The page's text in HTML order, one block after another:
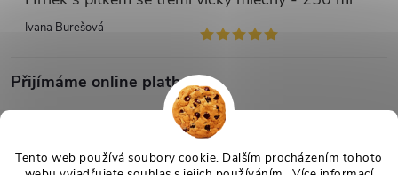
Tento web používá soubory cookie. Dalším procházením tohoto
Ivana Burešová
Přijímáme online platby